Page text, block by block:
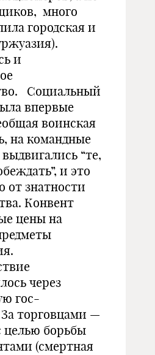
много
городская и
и
Социальный
впервые
воинская
на командные
“те,
и это
от знатности
Конвент
цены на
через
гос-
торговцами —
целью борьбы
(смертная